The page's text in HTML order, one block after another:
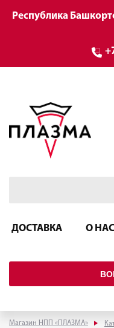
Республика
ДОСТАВКА О НАС
Магазин НПП «ПЛАЗМА»